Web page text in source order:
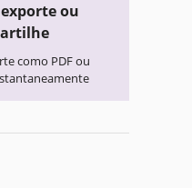
ou
como PDF ou